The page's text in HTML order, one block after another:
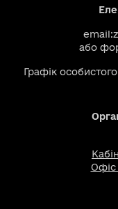
email:
або
Графік
Офіс